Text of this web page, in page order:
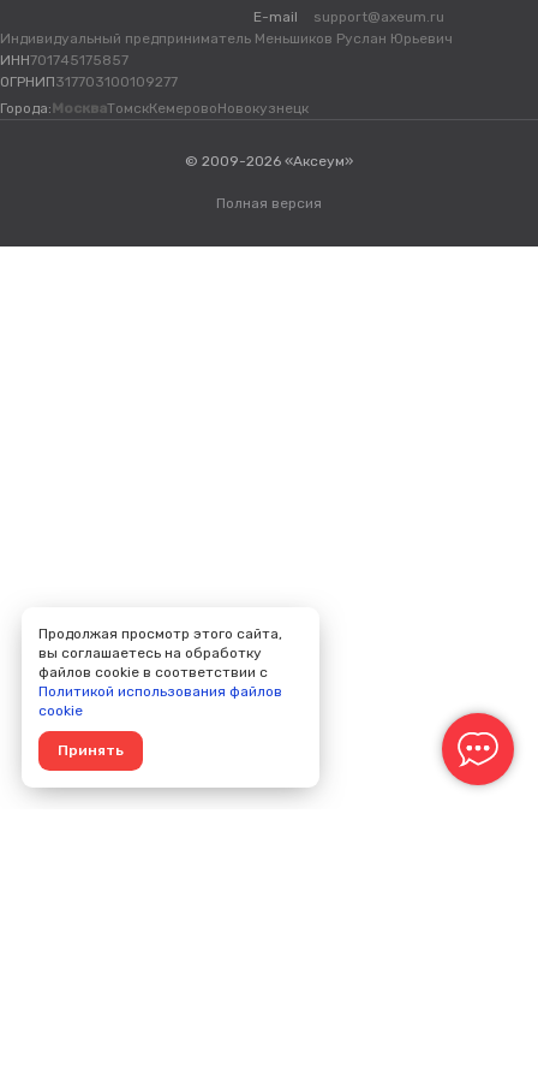
E-mail
support@axeum.ru
Индивидуальный предприниматель Меньшиков Руслан Юрьевич
ИНН701745175857
ОГРНИП317703100109277
Города: МоскваТомскКемеровоНовокузнецк
© 2009-2026 «Аксеум»
Полная версия
Продолжая просмотр этого сайта,
вы соглашаетесь на обработку
файлов cookie в соответствии с
Политикой использования файлов
cookie
Принять